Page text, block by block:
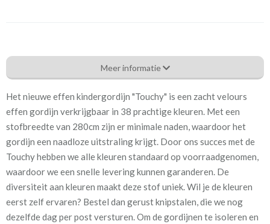
Eg_Touchy 35 vintage blue
Eigenschappen gordijnstof
Artikelnummer Eg_Touchy 35 vintage blue
Stofbreedte: 280 cm
Mate van verduistering:
Geen (voering optioneel
tijdens bestelproces)
Meestal eerder, maar houd
rekening met
circa 1-2 weken
Meer informatie
Het nieuwe effen kindergordijn "Touchy" is een zacht velours
effen gordijn verkrijgbaar in 38 prachtige kleuren. Met een
stofbreedte van 280cm zijn er minimale naden, waardoor het
gordijn een naadloze uitstraling krijgt. Door ons succes met de
Touchy hebben we alle kleuren standaard op voorraadgenomen,
waardoor we een snelle levering kunnen garanderen. De
diversiteit aan kleuren maakt deze stof uniek. Wil je de kleuren
eerst zelf ervaren? Bestel dan gerust knipstalen, die we nog
dezelfde dag per post versturen. Om de gordijnen te isoleren en